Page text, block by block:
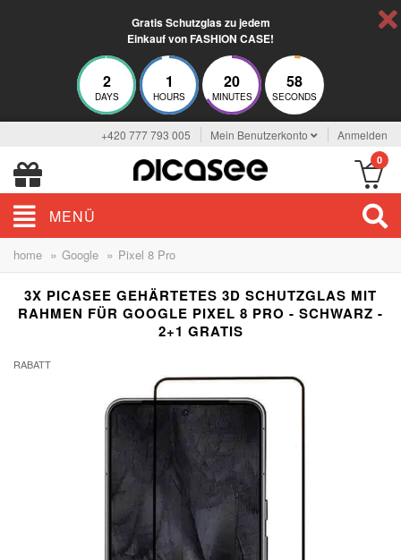
Gratis Schutzglas zu jedem
Einkauf von FASHION CASE!
2
DAYS
1
HOURS
20
MINUTES
57
SECONDS
+420 777 793 005 Mein Benutzerkonto Anmelden
0
MENÜ
home » Google » Pixel 8 Pro
3X PICASEE GEHÄRTETES 3D SCHUTZGLAS MIT
RAHMEN FÜR GOOGLE PIXEL 8 PRO - SCHWARZ -
2+1 GRATIS
RABATT